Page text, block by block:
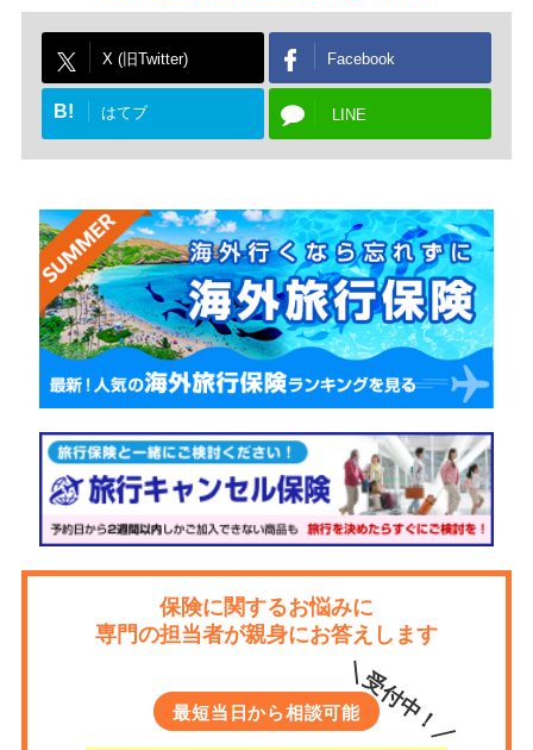
X (旧Twitter) Facebook
B! はてブ LINE
保険に関するお悩みに
専門の担当者が親身にお答えします
最短当日から相談可能＼受付中！／